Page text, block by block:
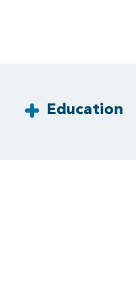
Education